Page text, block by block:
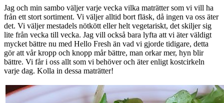
Jag och min sambo väljer varje vecka vilka maträtter som vi vill ha
från ett stort sortiment. Vi väljer alltid bort fläsk, då ingen va oss äter
det. Vi väljer mestadels nötkött eller helt vegetariskt, det skiljer sig
lite från vecka till vecka. Jag vill också bara lyfta att vi äter väldigt
mycket bättre nu med Hello Fresh än vad vi gjorde tidigare, detta
gör att vår kropp och knopp mår bättre, man orkar mer, hyn blir
bättre. Vi får i oss allt som vi behöver och äter enligt kostcirkeln
varje dag. Kolla in dessa maträtter!